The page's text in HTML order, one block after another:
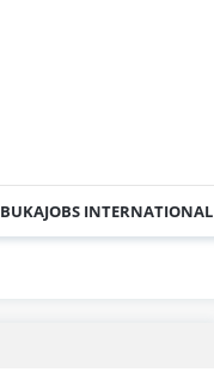
BUKAJOBS INTERNATIONAL